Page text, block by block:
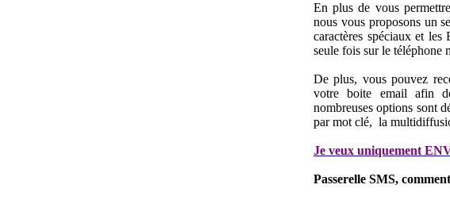
En plus de vous
nous vous proposons un
caractères spéciaux et
seule fois sur le téléphone
De plus, vous pouvez
votre boite email afin
nombreuses options sont
par mot clé, la
Je veux uniquement
Passerelle SMS,